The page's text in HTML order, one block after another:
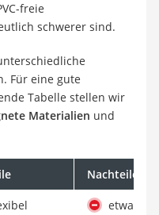
freie
schwerer sind.
Für eine gute
Tabelle stellen wir
Materialien und
Nachteile
etwas